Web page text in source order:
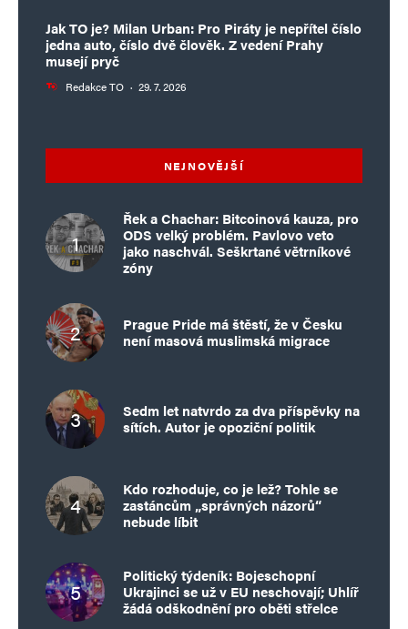
Jak TO je? Milan Urban: Pro Piráty je nepřítel číslo
jedna auto, číslo dvě člověk. Z vedení Prahy
musejí pryč
Redakce TO · 29. 7. 2026
NEJNOVĚJŠÍ
Řek a Chachar: Bitcoinová kauza, pro
ODS velký problém. Pavlovo veto
jako naschvál. Seškrtané větrníkové
zóny
Prague Pride má štěstí, že v Česku
není masová muslimská migrace
Sedm let natvrdo za dva příspěvky na
sítích. Autor je opoziční politik
Kdo rozhoduje, co je lež? Tohle se
zastáncům „správných názorů“
nebude líbit
Politický týdeník: Bojeschopní
Ukrajinci se už v EU neschovají; Uhlíř
žádá odškodnění pro oběti střelce